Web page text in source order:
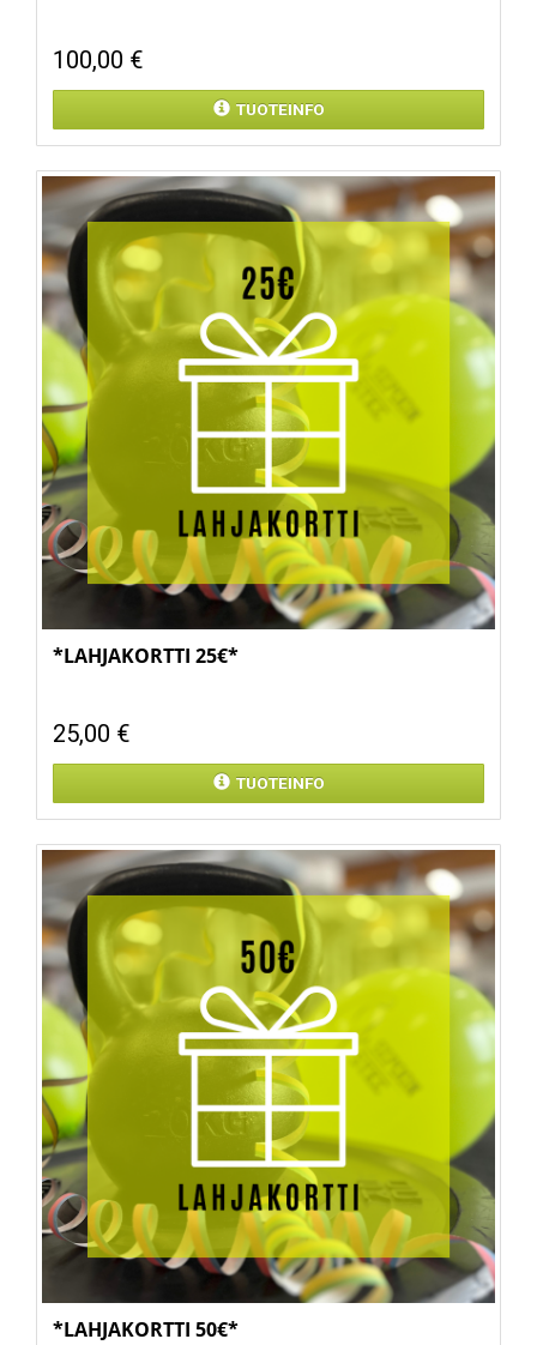
100,00 €
TUOTEINFO
*LAHJAKORTTI 25€*
25,00 €
TUOTEINFO
*LAHJAKORTTI 50€*